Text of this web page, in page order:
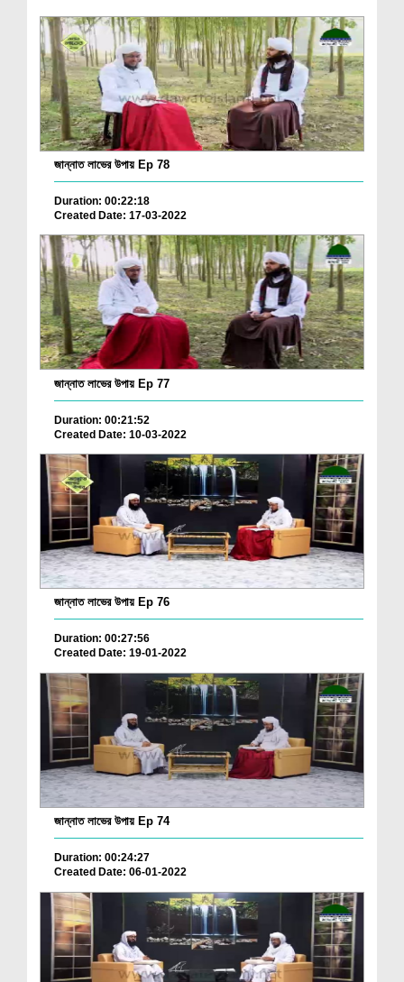
জান্নাত লাভের উপায় Ep 78
Duration: 00:22:18
Created Date: 17-03-2022
জান্নাত লাভের উপায় Ep 77
Duration: 00:21:52
Created Date: 10-03-2022
জান্নাত লাভের উপায় Ep 76
Duration: 00:27:56
Created Date: 19-01-2022
জান্নাত লাভের উপায় Ep 74
Duration: 00:24:27
Created Date: 06-01-2022